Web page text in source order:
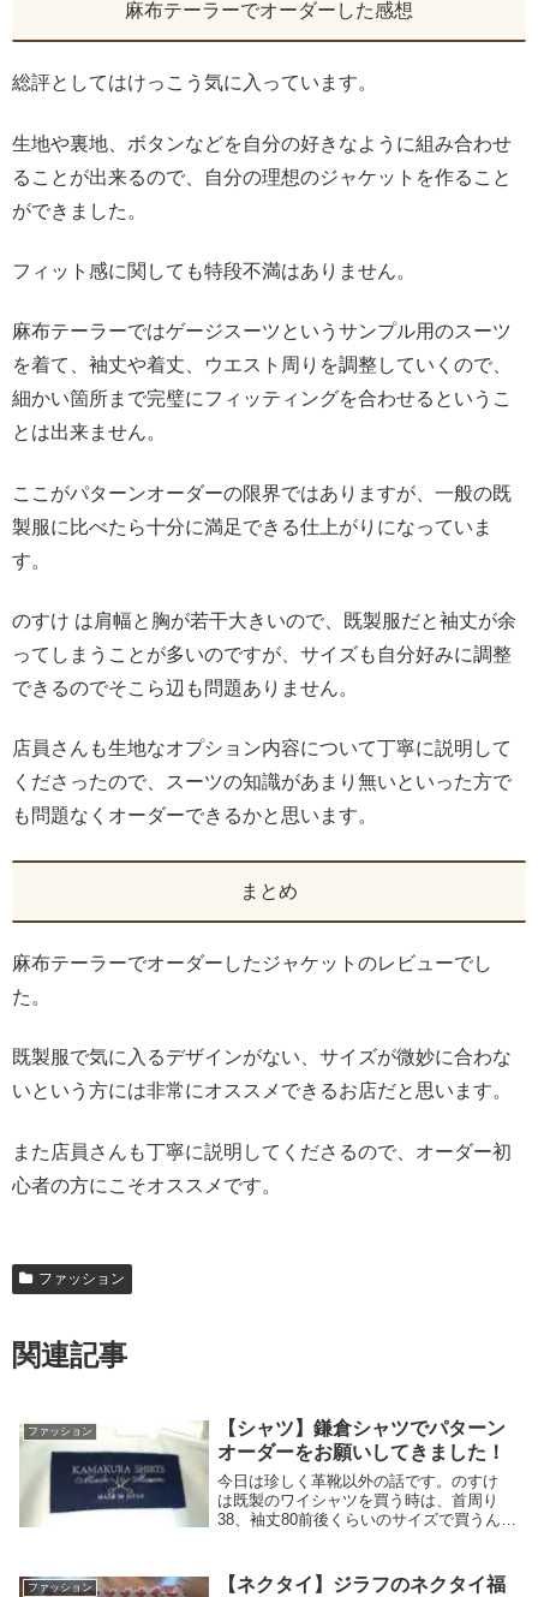
麻布テーラーでオーダーした感想
総評としてはけっこう気に入っています。
生地や裏地、ボタンなどを自分の好きなように組み合わせ
ることが出来るので、自分の理想のジャケットを作ること
ができました。
フィット感に関しても特段不満はありません。
麻布テーラーではゲージスーツというサンプル用のスーツ
を着て、袖丈や着丈、ウエスト周りを調整していくので、
細かい箇所まで完璧にフィッティングを合わせるというこ
とは出来ません。
ここがパターンオーダーの限界ではありますが、一般の既
製服に比べたら十分に満足できる仕上がりになっていま
す。
のすけ は肩幅と胸が若干大きいので、既製服だと袖丈が余
ってしまうことが多いのですが、サイズも自分好みに調整
できるのでそこら辺も問題ありません。
店員さんも生地なオプション内容について丁寧に説明して
くださったので、スーツの知識があまり無いといった方で
も問題なくオーダーできるかと思います。
まとめ
麻布テーラーでオーダーしたジャケットのレビューでし
た。
既製服で気に入るデザインがない、サイズが微妙に合わな
いという方には非常にオススメできるお店だと思います。
また店員さんも丁寧に説明してくださるので、オーダー初
心者の方にこそオススメです。
ファッション
関連記事
ファッション
【シャツ】鎌倉シャツでパターン
オーダーをお願いしてきました！
今日は珍しく革靴以外の話です。のすけ
は既製のワイシャツを買う時は、首周り
38、袖丈80前後くらいのサイズで買うんで
して腕が短いので既製のワイシャツだと身
ファッション
【ネクタイ】ジラフのネクタイ福